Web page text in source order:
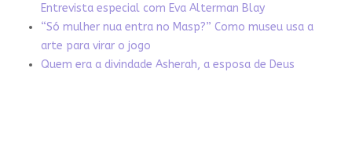
Entrevista especial com Eva Alterman Blay
“Só mulher nua entra no Masp?” Como museu usa a
arte para virar o jogo
Quem era a divindade Asherah, a esposa de Deus